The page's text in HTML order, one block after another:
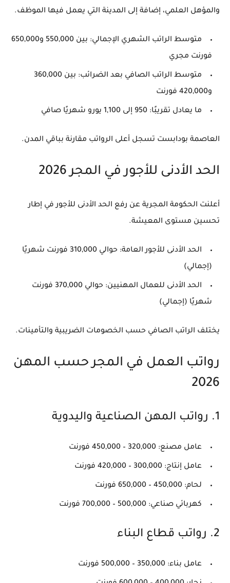
والمؤهل العلمي، إضافة إلى المدينة التي يعمل فيها الموظف.
متوسط الراتب الشهري الإجمالي
: بين 550,000 و650,000
فورنت مجري
متوسط الراتب الصافي بعد الضرائب
: بين 360,000
و420,000 فورنت
ما يعادل تقريبًا: 950 إلى 1,100 يورو شهريًا صافي
العاصمة بودابست تسجل أعلى الرواتب مقارنة بباقي المدن.
الحد الأدنى للأجور في المجر 2026
أعلنت الحكومة المجرية عن رفع الحد الأدنى للأجور في إطار
تحسين مستوى المعيشة.
الحد الأدنى للأجور العامة
: حوالي 310,000 فورنت شهريًا
(إجمالي)
الحد الأدنى للعمال المهنيين
: حوالي 370,000 فورنت
شهريًا (إجمالي)
يختلف الراتب الصافي حسب الخصومات الضريبية والتأمينات.
رواتب العمل في المجر حسب المهن
2026
1. رواتب المهن الصناعية واليدوية
عامل مصنع: 320,000 – 450,000 فورنت
عامل إنتاج: 300,000 – 420,000 فورنت
لحام: 450,000 – 650,000 فورنت
كهربائي صناعي: 500,000 – 700,000 فورنت
2. رواتب قطاع البناء
عامل بناء: 350,000 – 500,000 فورنت